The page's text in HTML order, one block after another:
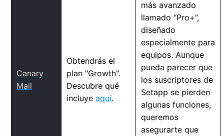
Canary
Mail
Obtendrás el
plan "Growth".
Descubre qué
incluyeaquí.
más avanzado
llamado “Pro+”,
diseñado
especialmente para
equipos. Aunque
pueda parecer que
los suscriptores de
Setapp se pierden
algunas funciones,
queremos
asegurarte que